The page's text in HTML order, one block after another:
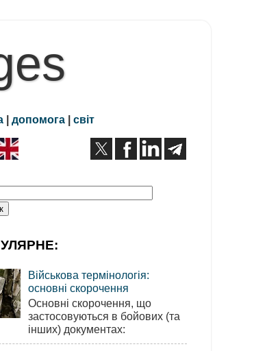
| допомога | світ
Військова термінологія:
основні скорочення
Основні скорочення, що
застосовуються в бойових (та
інших) документах: